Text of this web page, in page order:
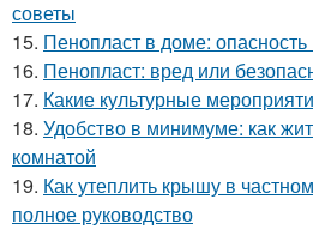
советы
15. Пенопласт в доме: опасность
16. Пенопласт: вред или
17. Какие культурные
18. Удобство в минимуме: как
комнатой
19. Как утеплить крышу в
полное руководство